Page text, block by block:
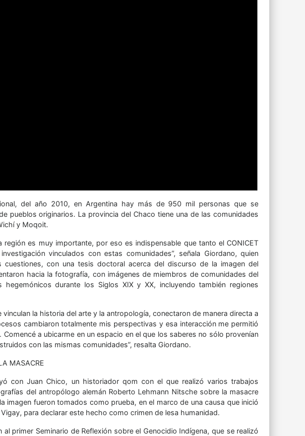
del año 2010, en Argentina hay más de 950 mil personas que se
pueblos originarios. La provincia del Chaco tiene una de las comunidades
y Moqoit.
región es muy importante, por eso es indispensable que tanto el CONICET
vinculados con estas comunidades”, señala Giordano, quien
con una tesis doctoral acerca del discurso de la imagen del
hacia la fotografía, con imágenes de miembros de comunidades del
durante los Siglos XIX y XX, incluyendo también regiones
la historia del arte y la antropología, conectaron de manera directa a
cambiaron totalmente mis perspectivas y esa interacción me permitió
a ubicarme en un espacio en el que los saberes no sólo provenían
con las mismas comunidades”, resalta Giordano.
MASACRE
con Juan Chico, un historiador qom con el que realizó varios trabajos
del antropólogo alemán Roberto Lehmann Nitsche sobre la masacre
imagen fueron tomados como prueba, en el marco de una causa que inició
para declarar este hecho como crimen de lesa humanidad.
primer Seminario de Reflexión sobre el Genocidio Indígena, que se realizó